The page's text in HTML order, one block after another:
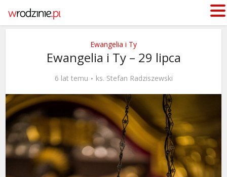
Ewangelia i Ty
Ewangelia i Ty – 29 lipca
6 lat temu ks. Stefan Radziszewski